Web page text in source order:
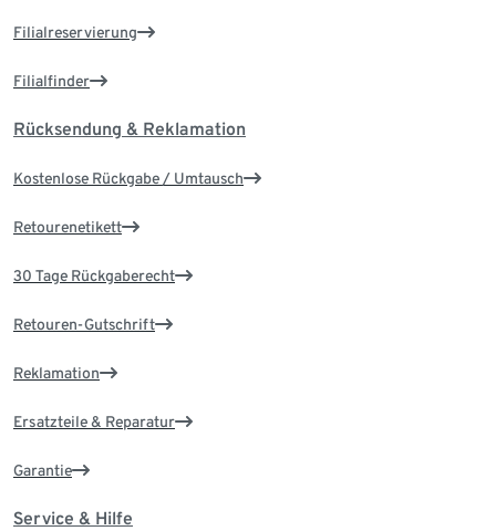
Filialreservierung
Filialfinder
Rücksendung & Reklamation
Kostenlose Rückgabe / Umtausch
Retourenetikett
30 Tage Rückgaberecht
Retouren-Gutschrift
Reklamation
Ersatzteile & Reparatur
Garantie
Service & Hilfe